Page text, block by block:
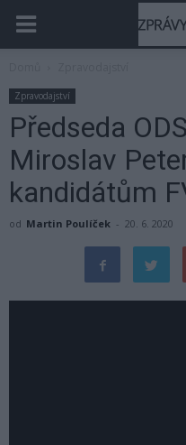
Zpravodajství
Předseda
Miroslav
kandidátům
od Martin Poulíček - 20. 6. 2020